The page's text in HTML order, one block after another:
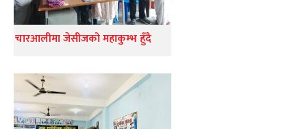
चारआलीमा जेसीजको महाकुम्भ हुँदै